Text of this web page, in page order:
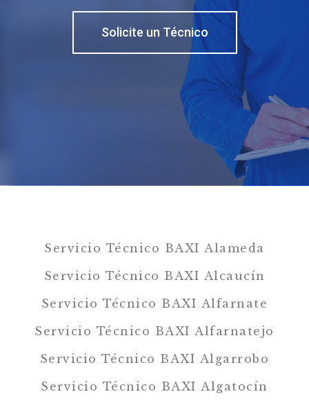
Solicite un Técnico
Servicio Técnico BAXI Alameda
Servicio Técnico BAXI Alcaucín
Servicio Técnico BAXI Alfarnate
Servicio Técnico BAXI Alfarnatejo
Servicio Técnico BAXI Algarrobo
Servicio Técnico BAXI Algatocín